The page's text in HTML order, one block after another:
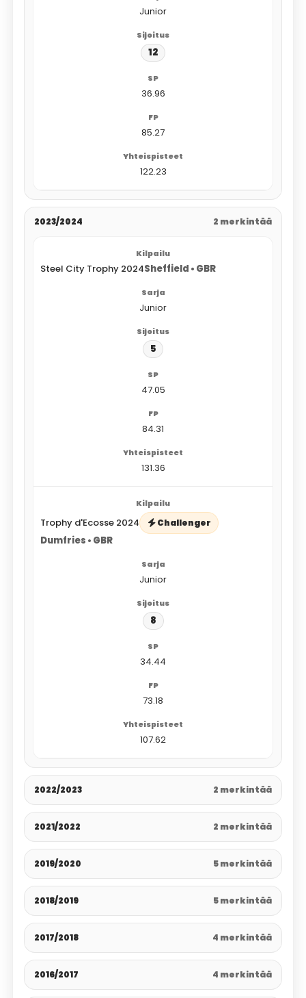
Junior
12
36.96
85.27
122.23
2023/2024 2 merkintää
Steel City Trophy 2024Sheffield • GBR
Junior
5
47.05
84.31
131.36
Trophy d'Ecosse 2024 Challenger
Dumfries • GBR
Junior
8
34.44
73.18
107.62
2022/2023 2 merkintää
2021/2022 2 merkintää
2019/2020 5 merkintää
2018/2019 5 merkintää
2017/2018 4 merkintää
2016/2017 4 merkintää